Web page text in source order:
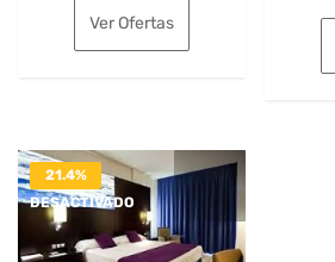
original
era: es:
Ver Ofertas
21.4%
DESACTIVADO